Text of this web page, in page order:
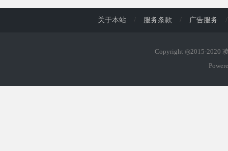
关于本站 / 服务条款 / 广告服务 /
Copyright ◎2015-2020